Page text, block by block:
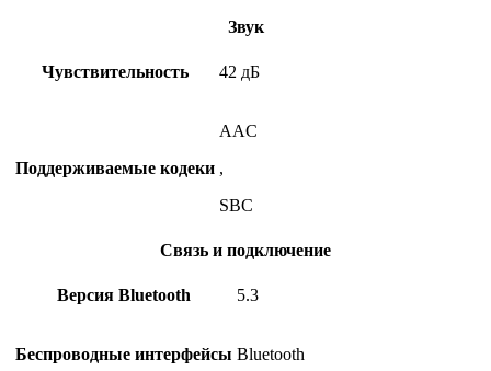
Звук
Чувствительность 42 дБ
Поддерживаемые кодеки
AAC
,
SBC
Связь и подключение
Версия Bluetooth 5.3
Беспроводные интерфейсы Bluetooth